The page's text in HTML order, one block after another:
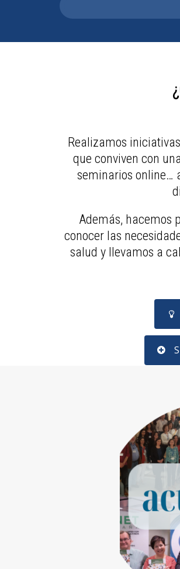
Realizamos
que conviven con
seminarios online…
Además, hacemos
conocer las
salud y llevamos a